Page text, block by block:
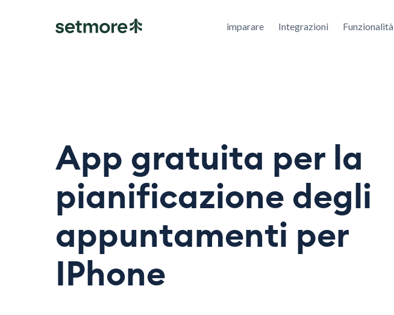
imparare Integrazioni Funzionalità
App gratuita per la
pianificazione degli
appuntamenti per
IPhone